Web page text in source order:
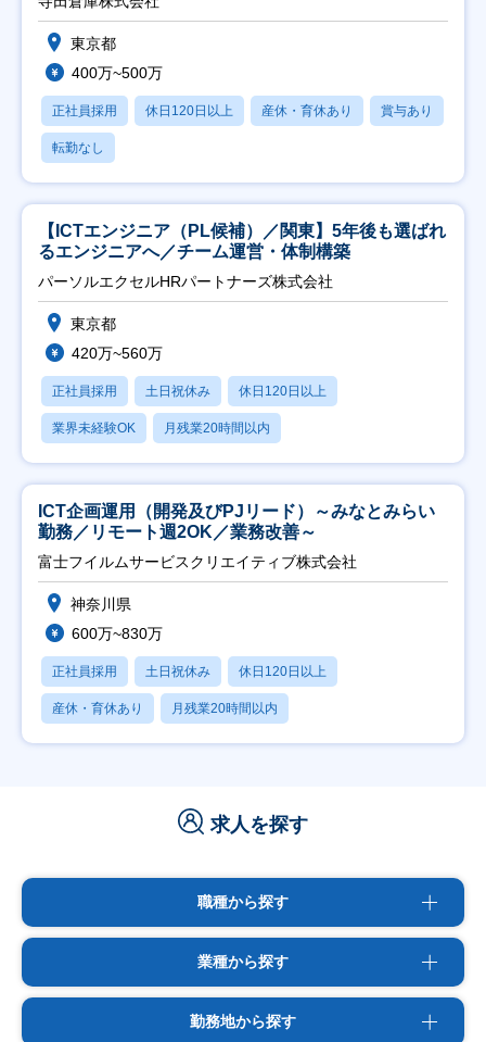
東京都
400万~500万
正社員採用 休日120日以上 産休・育休あり 賞与あり
転勤なし
【ICTエンジニア（PL候補）／関東】5年後も選ばれ
るエンジニアへ／チーム運営・体制構築
パーソルエクセルHRパートナーズ株式会社
東京都
420万~560万
正社員採用 土日祝休み 休日120日以上
業界未経験OK 月残業20時間以内
ICT企画運用（開発及びPJリード）～みなとみらい
勤務／リモート週2OK／業務改善～
富士フイルムサービスクリエイティブ株式会社
神奈川県
600万~830万
正社員採用 土日祝休み 休日120日以上
産休・育休あり 月残業20時間以内
求人を探す
職種から探す
業種から探す
勤務地から探す